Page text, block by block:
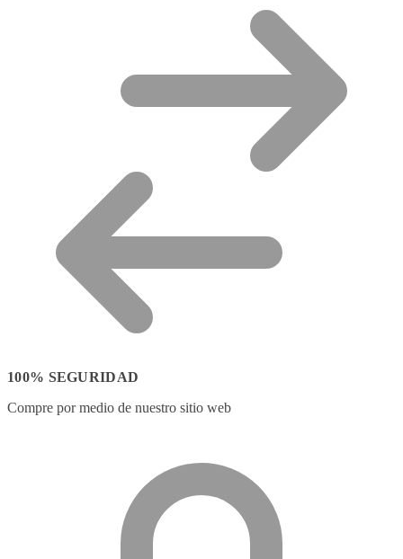
100% SEGURIDAD
Compre por medio de nuestro sitio web